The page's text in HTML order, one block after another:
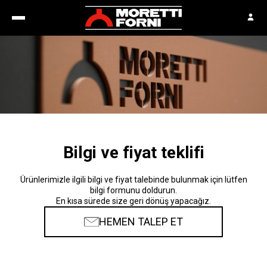
Bilgi ve fiyat teklifi
Ürünlerimizle ilgili bilgi ve fiyat talebinde bulunmak için lütfen
bilgi formunu doldurun.
En kısa sürede size geri dönüş yapacağız.
HEMEN TALEP ET